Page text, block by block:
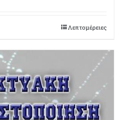
Λεπτομέρειες